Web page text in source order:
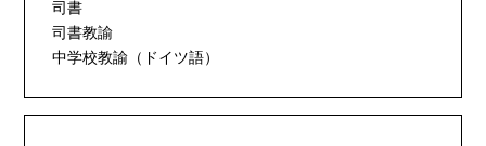
司書
司書教諭
中学校教諭（ドイツ語）